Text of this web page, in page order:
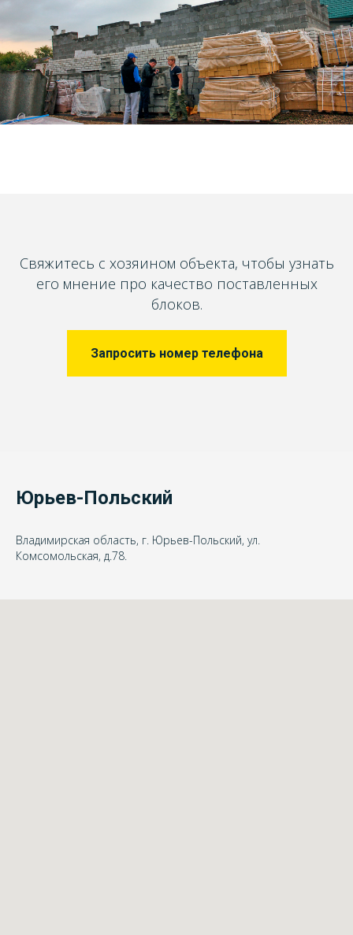
Свяжитесь с хозяином объекта, чтобы узнать
его мнение про качество поставленных
блоков.
Запросить номер телефона
Юрьев-Польский
Владимирская область, г. Юрьев-Польский, ул.
Комсомольская, д.78.